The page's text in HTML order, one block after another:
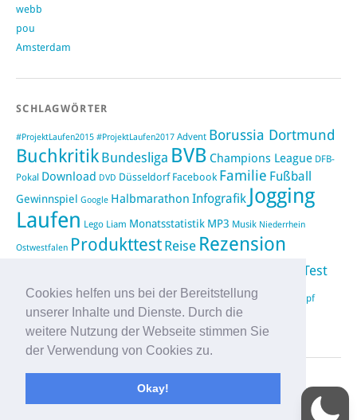
Cookies helfen uns bei der Bereitstellung
unserer Inhalte und Dienste. Durch die
weitere Nutzung der Webseite stimmen Sie
der Verwendung von Cookies zu.
Okay!
webb
pou
Amsterdam
SCHLAGWÖRTER
#ProjektLaufen2015 #ProjektLaufen2017 Advent Borussia Dortmund
Buchkritik Bundesliga BVB Champions League DFB-
Pokal Download DVD Düsseldorf Facebook Familie Fußball
Gewinnspiel Google Halbmarathon Infografik Jogging
Laufen Lego Liam Monatsstatistik MP3 Musik Niederrhein
Ostwestfalen Produkttest Reise Rezension
Test
Twitter Urlaub Video vimeo Weihnachten Wettkampf
WIN Compilation YouTube
WordPress|
Elmastudio
Oben